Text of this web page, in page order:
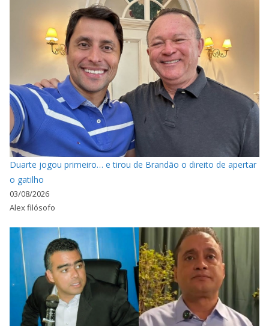
Duarte jogou primeiro… e tirou de Brandão o direito de apertar
o gatilho
03/08/2026
Alex filósofo